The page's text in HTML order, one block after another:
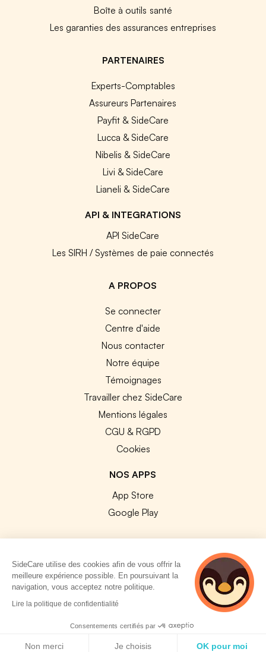
Boîte à outils santé
Les garanties des assurances entreprises
PARTENAIRES
Experts-Comptables
Assureurs Partenaires
Payfit & SideCare
Lucca & SideCare
Nibelis & SideCare
Livi & SideCare
Lianeli & SideCare
API & INTEGRATIONS
API SideCare
Les SIRH / Systèmes de paie connectés
A PROPOS
Se connecter
Centre d'aide
Nous contacter
Notre équipe
Témoignages
Travailler chez SideCare
Mentions légales
CGU & RGPD
Cookies
NOS APPS
App Store
Google Play
© 2026 SideCare. Tous droits réservés.
SideCare utilise des cookies afin de vous offrir la
meilleure expérience possible. En poursuivant la
navigation, vous acceptez notre politique.
Lire la politique de confidentialité
Consentements certifiés par
Non merci Je choisis OK pour moi
4 personnes
consultent
actuellement cette